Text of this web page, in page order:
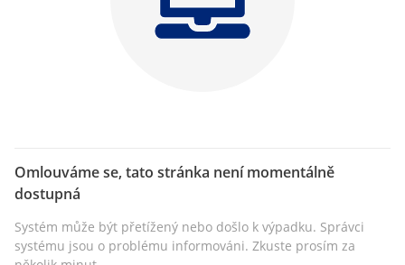
Omlouváme se, tato stránka není momentálně
dostupná
Systém může být přetížený nebo došlo k výpadku. Správci
systému jsou o problému informováni. Zkuste prosím za